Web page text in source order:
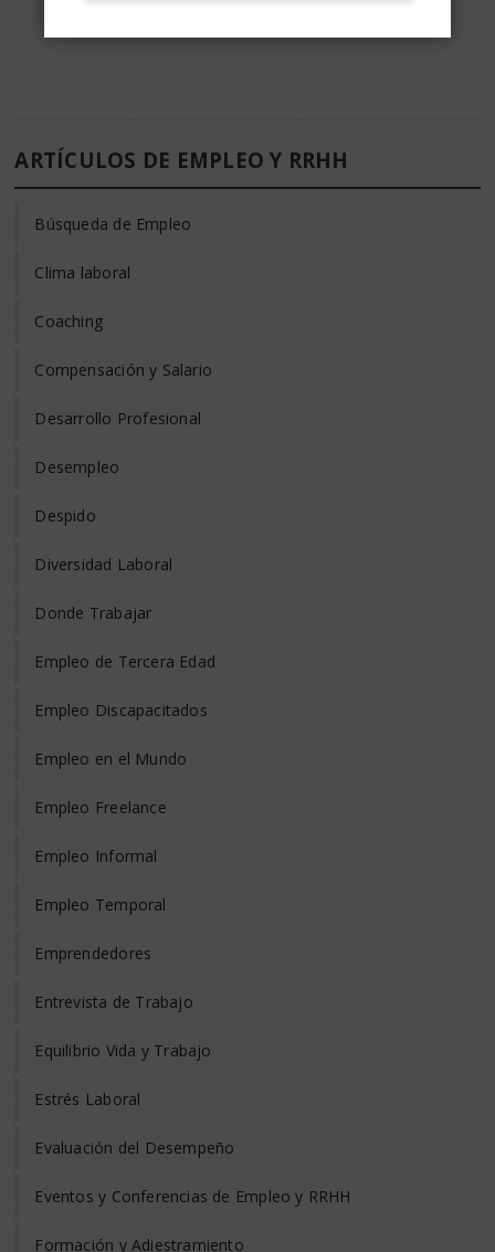
ARTÍCULOS DE EMPLEO Y RRHH
Búsqueda de Empleo
Clima laboral
Coaching
Compensación y Salario
Desarrollo Profesional
Desempleo
Despido
Diversidad Laboral
Donde Trabajar
Empleo de Tercera Edad
Empleo Discapacitados
Empleo en el Mundo
Empleo Freelance
Empleo Informal
Empleo Temporal
Emprendedores
Entrevista de Trabajo
Equilibrio Vida y Trabajo
Estrés Laboral
Evaluación del Desempeño
Eventos y Conferencias de Empleo y RRHH
Formación y Adiestramiento